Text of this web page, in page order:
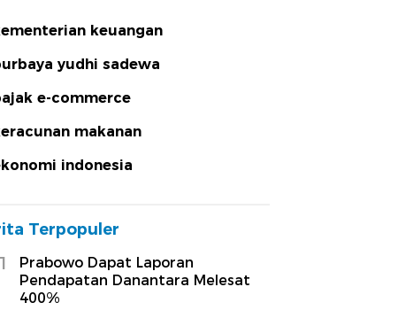
keuangan
yudhi sadewa
e-commerce
makanan
indonesia
Terpopuler
Prabowo Dapat Laporan
Pendapatan Danantara Melesat
400%